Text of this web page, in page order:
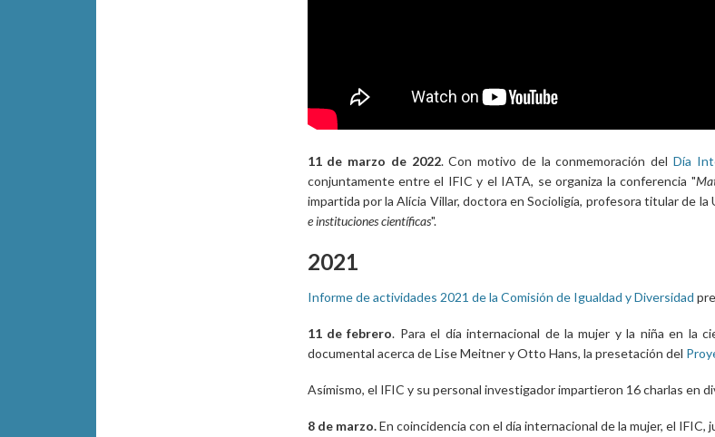
11 de marzo de 2022. Con motivo de la conmemoración delDía
conjuntamente entre el IFIC y el IATA, se organiza la conferencia "
impartida por la Alícia Villar, doctora en Socioligía, profesora titular de
e instituciones científicas".
2021
Informe de actividades 2021 de la Comisión de Igualdad y Diversidad
11 de febrero. Para el día internacional de la mujer y la niña en la
documental acerca de Lise Meitner y Otto Hans, la presetación del
Asímismo, el IFIC y su personal investigador impartieron 16 charlas en
8 de marzo.En coincidencia con el día internacional de la mujer, el IFIC,